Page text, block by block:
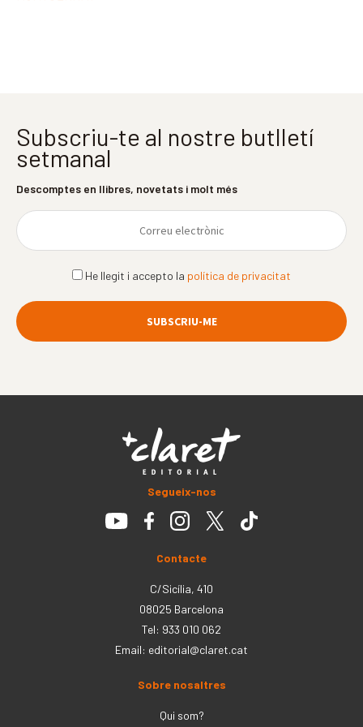
Subscriu-te al nostre butlletí
setmanal
Descomptes en llibres, novetats i molt més
He llegit i accepto la política de privacitat
Segueix-nos
Contacte
C/Sicília, 410
08025 Barcelona
Tel: 933 010 062
Email: editorial@claret.cat
Sobre nosaltres
Qui som?